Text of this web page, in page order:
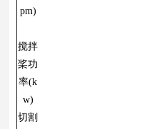
pm)
搅拌
桨功
率(k
w)
切割